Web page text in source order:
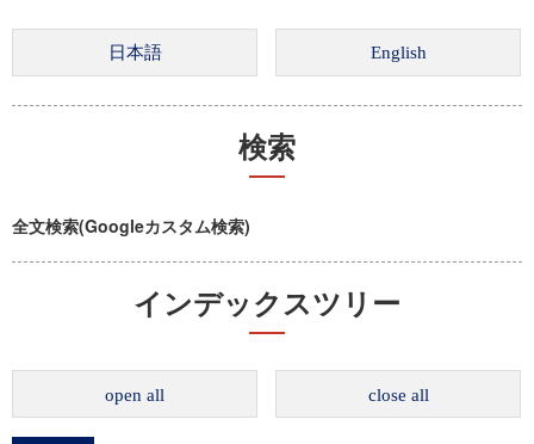
検索
全文検索(Googleカスタム検索)
インデックスツリー
open all close all